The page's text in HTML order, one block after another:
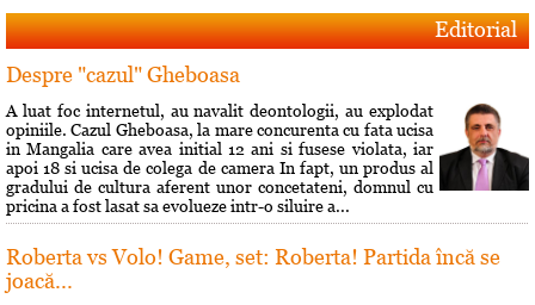
Editorial
Despre "cazul" Gheboasa
A luat foc internetul, au navalit deontologii, au explodat
opiniile. Cazul Gheboasa, la mare concurenta cu fata ucisa
in Mangalia care avea initial 12 ani si fusese violata, iar
apoi 18 si ucisa de colega de camera In fapt, un produs al
gradului de cultura aferent unor concetateni, domnul cu
pricina a fost lasat sa evolueze intr-o siluire a...
Roberta vs Volo! Game, set: Roberta! Partida încă se
joacă...